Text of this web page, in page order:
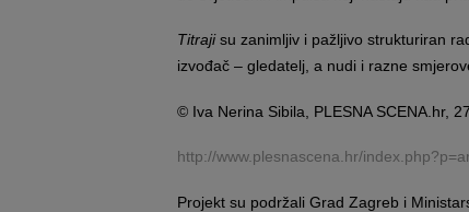
Titrajisu zanimljiv i pažljivo strukturiran
izvođač – gledatelj, a nudi i razne
© Iva Nerina Sibila, PLESNA SCENA.hr,
http://www.plesnascena.hr/
Projekt su podržali Grad Zagreb i